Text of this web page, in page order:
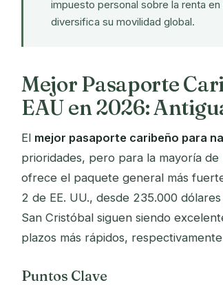
impuesto personal sobre la renta
diversifica su movilidad global.
Mejor Pasaporte
EAU en 2026:
El mejor pasaporte caribeño para
prioridades, pero para la mayoría
ofrece el paquete general más
2 de EE. UU., desde 235.000
San Cristóbal siguen siendo
plazos más rápidos,
Puntos Clave